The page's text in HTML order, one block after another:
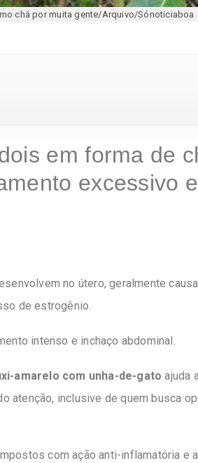
chá por muita gente/Arquivo/Sónoticiaboa
em forma de
excessivo
no útero, geralmente
de estrogênio.
intenso e inchaço abdominal.
amarelo com unha-de-gato ajuda
atenção, inclusive de quem busca
com ação anti-inflamatória e